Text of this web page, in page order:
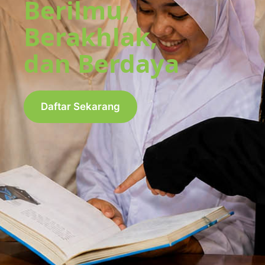
Berilmu,
Berakhlak,
dan Berdaya
Daftar Sekarang